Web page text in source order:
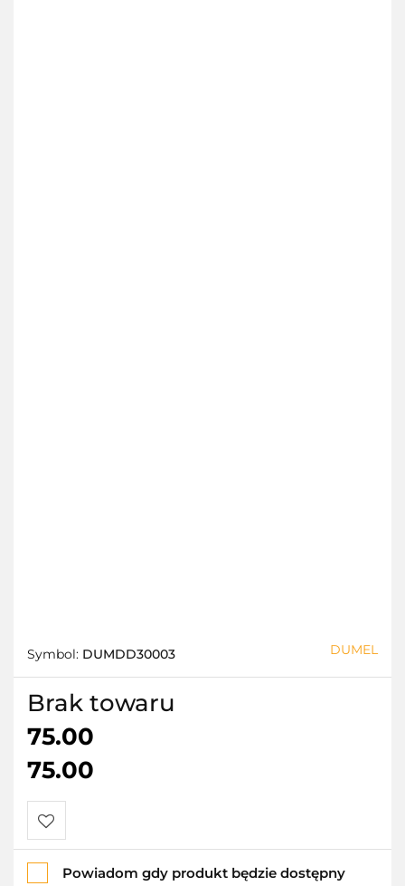
Symbol: DUMDD30003 DUMEL
Brak towaru
75.00
75.00
Do
Powiadom gdy produkt będzie dostępny